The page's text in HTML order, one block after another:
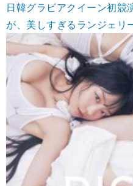
日韓グラビアクイーン初競
が、美しすぎるランジェリ